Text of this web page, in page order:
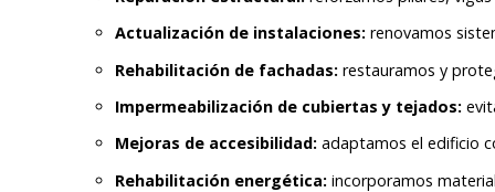
Actualización de instalaciones: renovamos
Rehabilitación de fachadas: restauramos y
Impermeabilización de cubiertas y tejados:
Mejoras de accesibilidad: adaptamos el edificio
Rehabilitación energética: incorporamos